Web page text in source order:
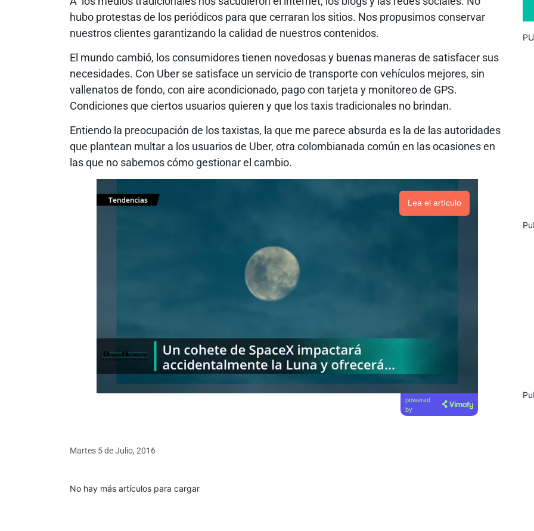
hubo protestas de los periódicos para que cerraran los sitios. Nos propusimos conservar
nuestros clientes garantizando la calidad de nuestros contenidos.
El mundo cambió, los consumidores tienen novedosas y buenas maneras de satisfacer sus
necesidades. Con Uber se satisface un servicio de transporte con vehículos mejores, sin
vallenatos de fondo, con aire acondicionado, pago con tarjeta y monitoreo de GPS.
Condiciones que ciertos usuarios quieren y que los taxis tradicionales no brindan.
Entiendo la preocupación de los taxistas, la que me parece absurda es la de las autoridades
que plantean multar a los usuarios de Uber, otra colombianada común en las ocasiones en
las que no sabemos cómo gestionar el cambio.
Lea el artículo
powered
by
Martes 5deJulio, 2016
No hay más artículos para cargar